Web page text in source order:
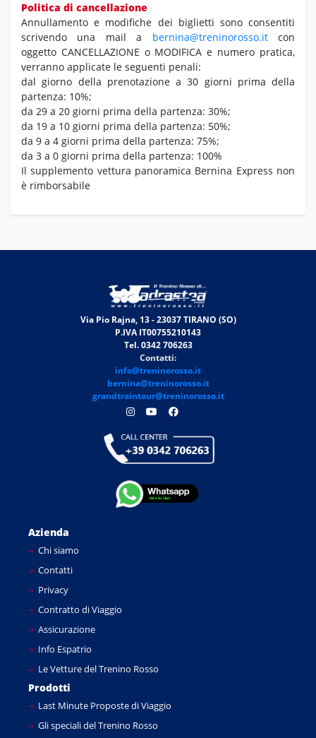
Politica di cancellazione
Annullamento e modifiche dei biglietti sono consentiti
scrivendo una mail a bernina@treninorosso.itcon
oggetto CANCELLAZIONE o MODIFICA e numero pratica,
verranno applicate le seguenti penali:
dal giorno della prenotazione a 30 giorni prima della
partenza: 10%;
da 29 a 20 giorni prima della partenza: 30%;
da 19 a 10 giorni prima della partenza: 50%;
da 9 a 4 giorni prima della partenza: 75%;
da 3 a 0 giorni prima della partenza: 100%
Il supplemento vettura panoramica Bernina Express non
è rimborsabile
Via Pio Rajna, 13 - 23037 TIRANO (SO)
P.IVA IT00755210143
Tel. 0342 706263
Contatti:
info@treninorosso.it
bernina@treninorosso.it
grandtraintour@treninorosso.it
Azienda
Chi siamo
Contatti
Privacy
Contratto di Viaggio
Assicurazione
Info Espatrio
Le Vetture del Trenino Rosso
Prodotti
Last Minute Proposte di Viaggio
Gli speciali del Trenino Rosso